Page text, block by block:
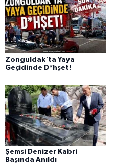
Zonguldak'ta Yaya
Geçidinde D*hşet!
Şemsi Denizer Kabri
Başında Anıldı